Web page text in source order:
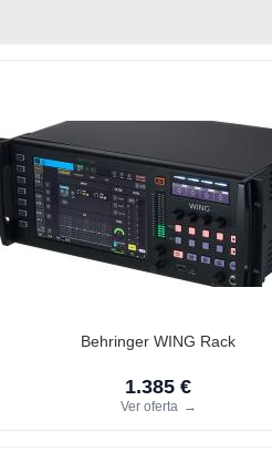
Behringer WING Rack
1.385 €
Ver oferta →